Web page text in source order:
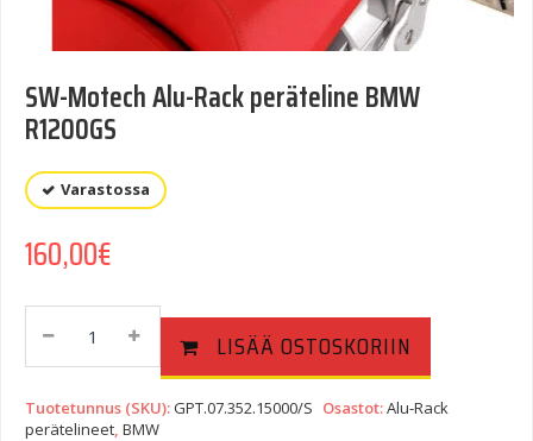
SW-Motech Alu-Rack peräteline BMW
R1200GS
Varastossa
160,00€
Rack
Peräteline
LISÄÄ OSTOSKORIIN
Tuotetunnus (SKU):GPT.07.352.15000/S Osastot:Alu-Rack
perätelineet BMW